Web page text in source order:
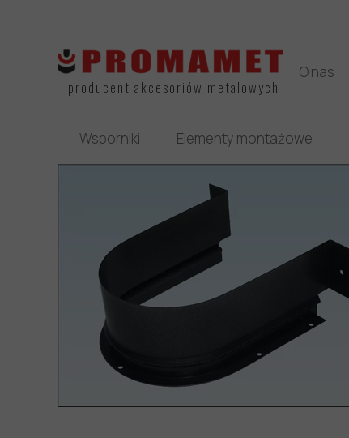
producent akcesoriów metalowych
O nas
Wsporniki Elementy montażowe